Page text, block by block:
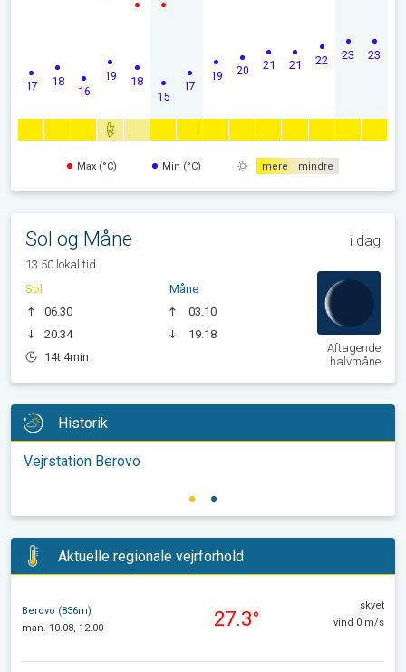
17 18
16
19 18
15
17
19 20 21 21 22 23 23
Max (°C) Min (°C) mere mindre
Sol og Måne i dag
13.50 lokal tid
Sol
06.30
20.34
14t 4min
Måne
03.10
19.18
Aftagende
halvmåne
Historik
Vejrstation Berovo
Aktuelle regionale vejrforhold
Berovo (836m)
man. 10.08, 12.00
27.3°
skyet
vind 0 m/s